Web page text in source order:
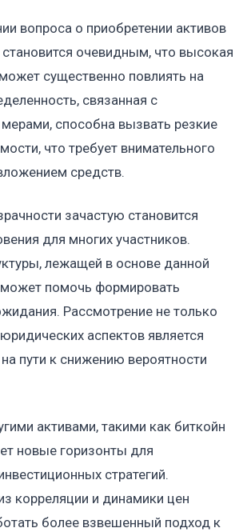
вопроса о приобретении активов
становится очевидным, что высокая
существенно повлиять на
связанная с
способна вызвать резкие
что требует внимательного
средств.
зачастую становится
для многих участников.
лежащей в основе данной
помочь формировать
Рассмотрение не только
аспектов является
пути к снижению вероятности
активами, такими как биткойн
новые горизонты для
стратегий.
корреляции и динамики цен
более взвешенный подход к